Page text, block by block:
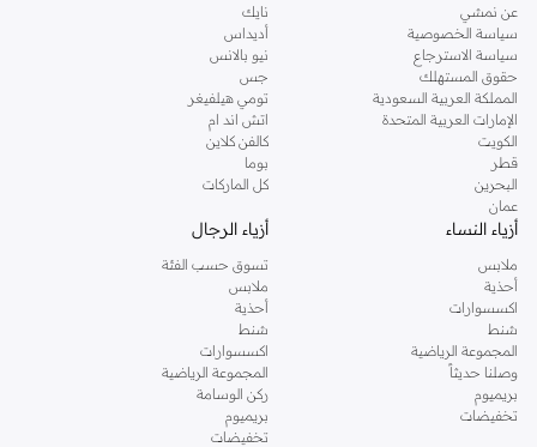
اليه.
تسوقي دوروثي بيركنز اون لاين مسقط
تسوقي دوروثي بيركنز اون لاين من نمشي واستمتعي باكثر من الف ستايل من مجموعة
دوروثي بيركنز الشهيرة. تصفحي المجموعة كاملة في متجر دوروثي بيركنز اون لاين او
استخدمي القائمة لتحديد تجربة تسوق دوروثي بيركنز اون لاين. خدمة التوصيل السريعة
والدعم الاستثنائي يضمن لك تجربة تسوق ممتعة دائما مع نمشي.
عن نمشي
سياسة الخصوصية
سياسة الاسترجاع
حقوق المستهلك
المملكة العربية السعودية
الإمارات العربية المتحدة
الكويت
قطر
البحرين
عمان
نايك
أديداس
نيو بالانس
جس
تومي هيلفيغر
اتش اند ام
كالفن كلاين
بوما
كل الماركات
أزياء النساء
ملابس
أحذية
اكسسوارات
شنط
المجموعة الرياضية
وصلنا حديثاً
بريميوم
تخفيضات
أزياء الرجال
تسوق حسب الفئة
ملابس
أحذية
شنط
اكسسوارات
المجموعة الرياضية
ركن الوسامة
بريميوم
تخفيضات